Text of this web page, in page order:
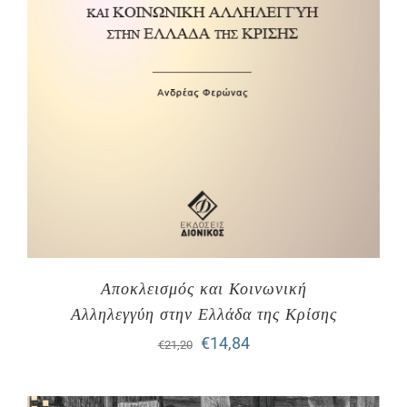
Αποκλεισμός και Κοινωνική
Αλληλεγγύη στην Ελλάδα της Κρίσης
€21,20
Original
€14,84Η